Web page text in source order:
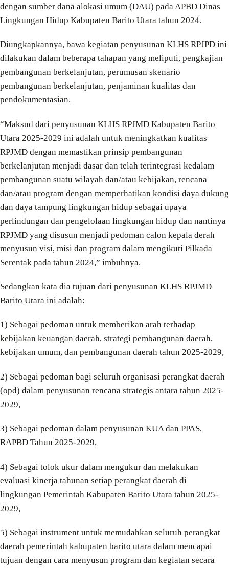
dengan sumber dana alokasi umum (DAU) pada APBD Dinas
Lingkungan Hidup Kabupaten Barito Utara tahun 2024.
Diungkapkannya, bawa kegiatan penyusunan KLHS RPJPD ini
dilakukan dalam beberapa tahapan yang meliputi, pengkajian
pembangunan berkelanjutan, perumusan skenario
pembangunan berkelanjutan, penjaminan kualitas dan
pendokumentasian.
“Maksud dari penyusunan KLHS RPJMD Kabupaten Barito
Utara 2025-2029 ini adalah untuk meningkatkan kualitas
RPJMD dengan memastikan prinsip pembangunan
berkelanjutan menjadi dasar dan telah terintegrasi kedalam
pembangunan suatu wilayah dan/atau kebijakan, rencana
dan/atau program dengan memperhatikan kondisi daya dukung
dan daya tampung lingkungan hidup sebagai upaya
perlindungan dan pengelolaan lingkungan hidup dan nantinya
RPJMD yang disusun menjadi pedoman calon kepala derah
menyusun visi, misi dan program dalam mengikuti Pilkada
Serentak pada tahun 2024,” imbuhnya.
Sedangkan kata dia tujuan dari penyusunan KLHS RPJMD
Barito Utara ini adalah:
1) Sebagai pedoman untuk memberikan arah terhadap
kebijakan keuangan daerah, strategi pembangunan daerah,
kebijakan umum, dan pembangunan daerah tahun 2025-2029,
2) Sebagai pedoman bagi seluruh organisasi perangkat daerah
(opd) dalam penyusunan rencana strategis antara tahun 2025-
2029,
3) Sebagai pedoman dalam penyusunan KUA dan PPAS,
RAPBD Tahun 2025-2029,
4) Sebagai tolok ukur dalam mengukur dan melakukan
evaluasi kinerja tahunan setiap perangkat daerah di
lingkungan Pemerintah Kabupaten Barito Utara tahun 2025-
2029,
5) Sebagai instrument untuk memudahkan seluruh perangkat
daerah pemerintah kabupaten barito utara dalam mencapai
tujuan dengan cara menyusun program dan kegiatan secara